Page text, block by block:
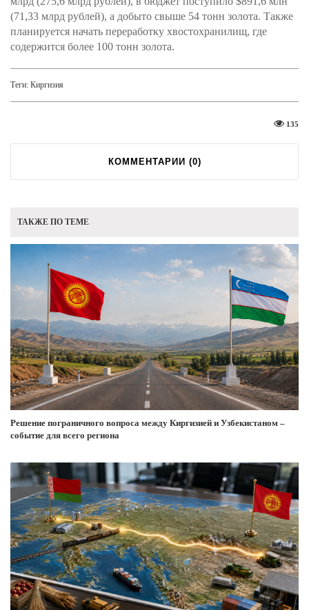
(71,33 млрд рублей), а добыто свыше 54 тонн золота. Также
планируется начать переработку хвостохранилищ, где
содержится более 100 тонн золота.
Теги: Киргизия
135
КОММЕНТАРИИ (0)
ТАКЖЕ ПО ТЕМЕ
Решение пограничного вопроса между Киргизией и Узбекистаном –
событие для всего региона